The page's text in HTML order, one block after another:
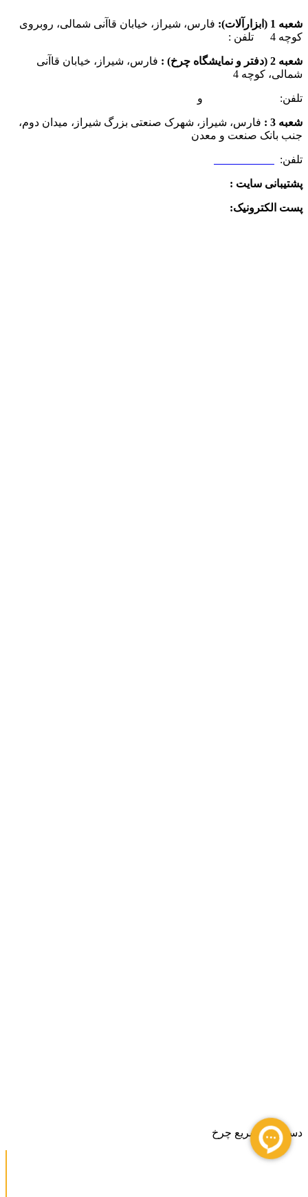
شعبه 1 (ابزارآلات):
فارس، شیراز، خیابان قاآنی شمالی، روبروی
کوچه 4 تلفن :
شعبه 2 (دفتر و نمایشگاه چرخ) :
فارس، شیراز، خیابان قاآنی
شمالی، کوچه 4
تلفن: و
شعبه 3 :
فارس، شیراز، شهرک صنعتی بزرگ شیراز، میدان دوم،
جنب بانک صنعت و معدن
تلفن:
پشتیبانی سایت :
پست الکترونیک:
دسترسی سریع چرخ